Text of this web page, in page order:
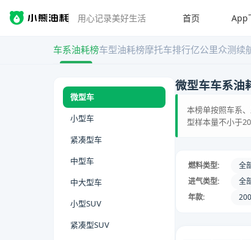
用心记录美好生活 首页 App
车系油耗榜车型油耗榜摩托车排行亿公里众测续
微型车
小型车
紧凑型车
中型车
中大型车
小型SUV
紧凑型SUV
微型车车系油
本榜单按照车系
型样本量不小于
燃料类型: 全
进气类型:
全
年款: